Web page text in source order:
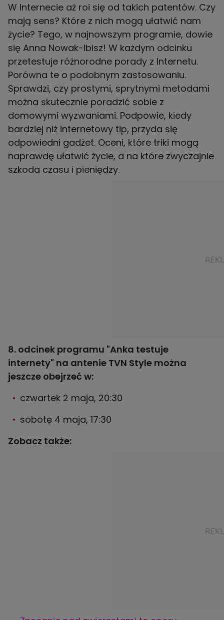
W Internecie aż roi się od takich patentów. Czy
mają sens? Które z nich mogą ułatwić nam
życie? Tego, w najnowszym programie, dowie
się Anna Nowak-Ibisz! W każdym odcinku
przetestuje różnorodne porady z Internetu.
Porówna te o podobnym zastosowaniu.
Sprawdzi, czy prostymi, sprytnymi metodami
można skutecznie poradzić sobie z
domowymi wyzwaniami. Podpowie, kiedy
bardziej niż internetowy tip, przyda się
odpowiedni gadżet. Oceni, które triki mogą
naprawdę ułatwić życie, a na które zwyczajnie
szkoda czasu i pieniędzy.
8. odcinek programu "Anka testuje
internety" na antenie TVN Style można
jeszcze obejrzeć w:
czwartek 2 maja, 20:30
sobotę 4 maja, 17:30
Zobacz także: